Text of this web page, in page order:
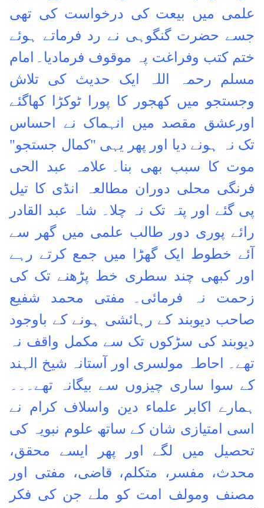
علمی میں بیعت کی درخواست کی تھی
جسے حضرت گنگوہی نے رد فرماتے ہوئے
ختم کتب وفراغت پہ موقوف فرمادیا۔
امام
مسلم رحمہ اللہ ایک حدیث کی تلاش
وجستجو میں کھجور کا پورا ٹوکڑا کھاگئے
اورعشق مقصد میں انہماک نے احساس
تک نہ ہونے دیا اور پھر یہی "کمال جستجو"
موت کا سبب بھی بنا۔
علامہ عبد الحی
فرنگی محلی دوران مطالعہ انڈی کا تیل
پی گئے اور پتہ تک نہ چلا۔ شاہ عبد القادر
رائے پوری دور طالب علمی میں گھر سے
آئے خطوط ایک گھڑا میں جمع کرتے رہے
اور کبھی چند سطری خط پڑھنے تک کی
زحمت نہ فرمائی۔
مفتی محمد شفیع
صاحب دیوبند کے رہائشی ہونے کے باوجود
دیوبند کی سڑکوں تک سے مکمل واقف نہ
تھے۔ احاطہ مولسری اور آستانہ شیخ الہند
کے سوا ساری چیزوں سے بیگانہ تھے۔۔۔
ہمارے اکابر علماء دین واسلاف کرام نے
اسی امتیازی شان کے ساتھ علوم نبویہ کی
تحصیل میں لگے اور پھر ایسے محقق،
محدث، مفسر، متکلم، قاضی، مفتی اور
مصنف ومولف امت کو ملے جن کی فکر